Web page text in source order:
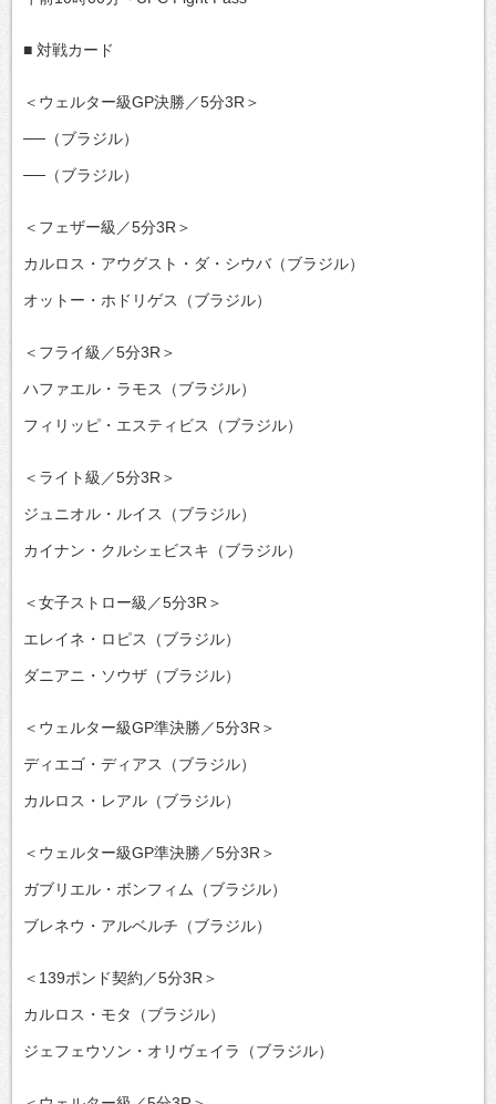
■ 対戦カード
＜ウェルター級GP決勝／5分3R＞
──（ブラジル）
──（ブラジル）
＜フェザー級／5分3R＞
カルロス・アウグスト・ダ・シウバ（ブラジル）
オットー・ホドリゲス（ブラジル）
＜フライ級／5分3R＞
ハファエル・ラモス（ブラジル）
フィリッピ・エスティビス（ブラジル）
＜ライト級／5分3R＞
ジュニオル・ルイス（ブラジル）
カイナン・クルシェビスキ（ブラジル）
＜女子ストロー級／5分3R＞
エレイネ・ロピス（ブラジル）
ダニアニ・ソウザ（ブラジル）
＜ウェルター級GP準決勝／5分3R＞
ディエゴ・ディアス（ブラジル）
カルロス・レアル（ブラジル）
＜ウェルター級GP準決勝／5分3R＞
ガブリエル・ボンフィム（ブラジル）
ブレネウ・アルベルチ（ブラジル）
＜139ポンド契約／5分3R＞
カルロス・モタ（ブラジル）
ジェフェウソン・オリヴェイラ（ブラジル）